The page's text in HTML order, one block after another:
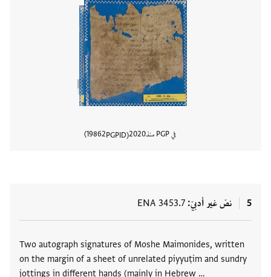
في PGP منذ 2020
PGPID
19862
5 نصّ غير أدبيّ ENA 3453.7
Two autograph signatures of Moshe Maimonides, written
on the margin of a sheet of unrelated piyyuṭim and sundry
jottings in different hands (mainly in Hebrew …